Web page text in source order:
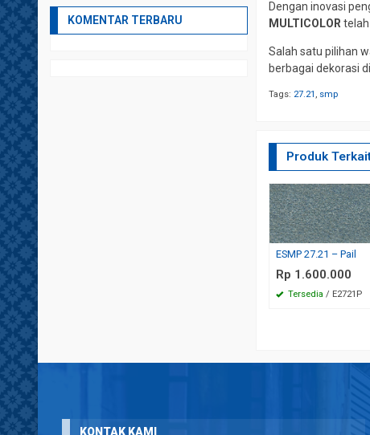
Dengan inovasi
MULTICOLOR
Salah satu pilihan
berbagai dekorasi
Tags: 27.21 ,smp
Produk
ESMP 27.21 – Pail
Rp 1.600.000
Tersedia / E2721P
KOMENTAR TERBARU
KONTAK KAMI